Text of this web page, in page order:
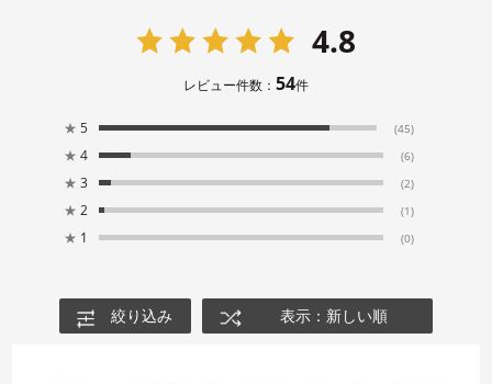
4.8
レビュー件数： 54件
★ 5 (45)
★ 4 (6)
★ 3 (2)
★ 2 (1)
★ 1 (0)
絞り込み 表示：新しい順